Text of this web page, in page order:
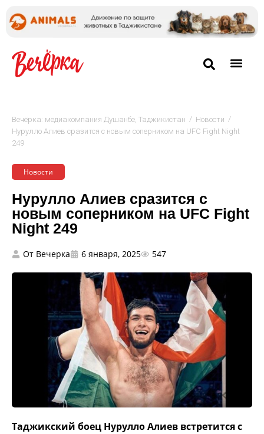
Вечёрка: медиакомпания Душанбе, Таджикистан / Новости /
Нурулло Алиев сразится с новым соперником на UFC Fight Night
249
Новости
Нурулло Алиев сразится с
новым соперником на UFC Fight
Night 249
От Вечерка 6 января, 2025 547
Таджикский боец Нурулло Алиев встретится с